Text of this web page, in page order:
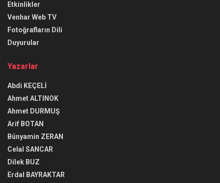
Etkinlikler
Venhar Web TV
Fotoğrafların Dili
Duyurular
Yazarlar
Abdi KEÇELİ
Ahmet ALTINOK
Ahmet DURMUŞ
Arif BOTAN
Bünyamin ZERAN
Celal SANCAR
Dilek BUZ
Erdal BAYRAKTAR